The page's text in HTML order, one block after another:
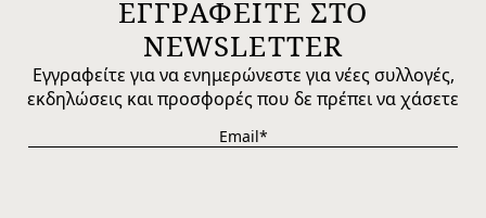
ΕΓΓΡΑΦΕΙΤΕ ΣΤΟ
NEWSLETTER
Εγγραφείτε για να ενημερώνεστε για νέες συλλογές,
εκδηλώσεις και προσφορές που δε πρέπει να χάσετε